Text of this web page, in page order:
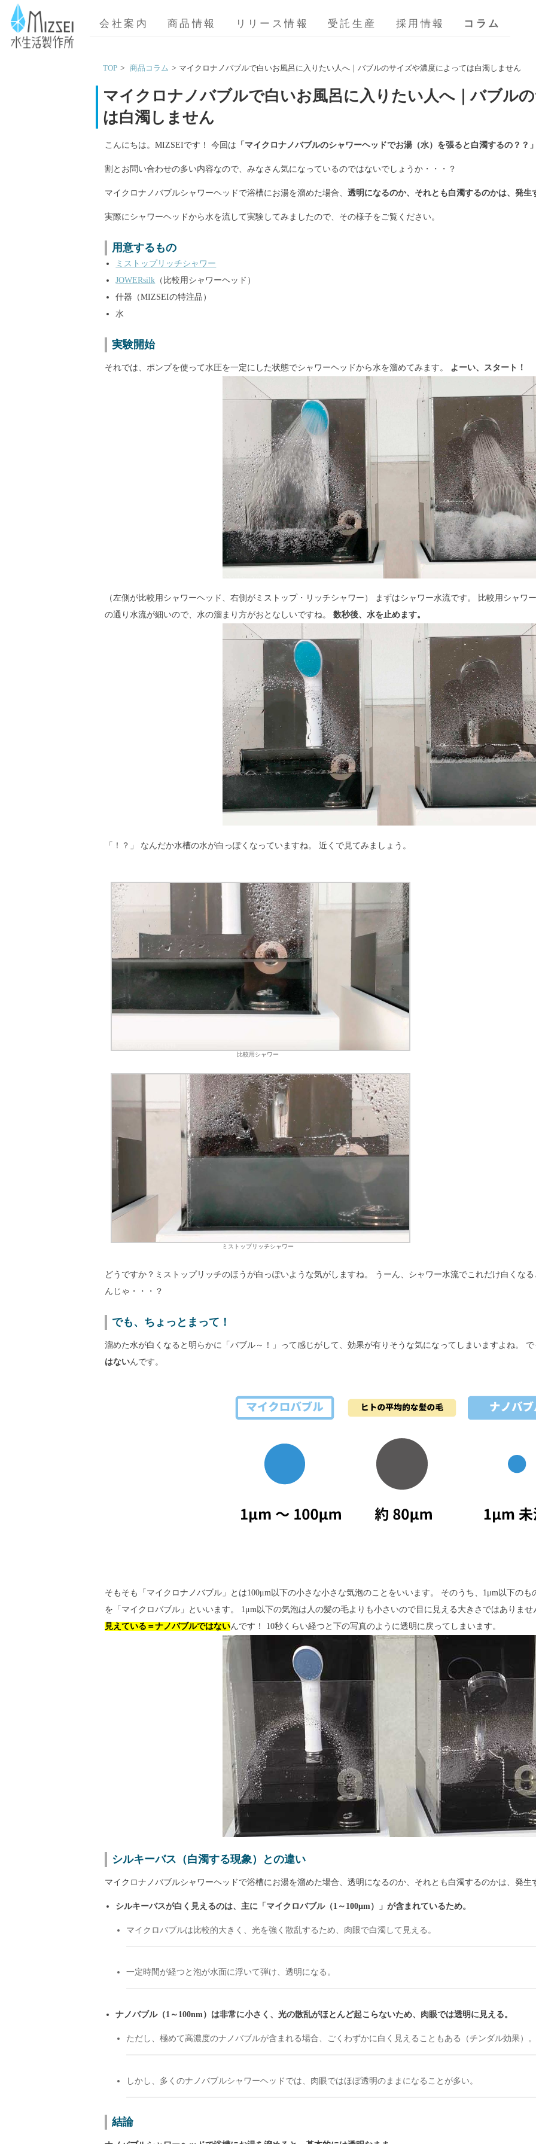
会社案内 商品情報 リリース情報 受託生産 採用情報 コラム
TOP 商品コラム マイクロナノバブルで白いお風呂に入りたい人へ｜バブルのサイズや濃度によっては白濁しません
マイクロナノバブルで白いお風呂に入りたい人へ｜バブル
は白濁しません
こんにちは。MIZSEIです！ 今回は 「マイクロナノバブルのシャワーヘッドでお湯（水）を張ると白濁するの？？
割とお問い合わせの多い内容なので、みなさん気になっているのではないでしょうか・・・？
マイクロナノバブルシャワーヘッドで浴槽にお湯を溜めた場合、透明になるのか、それとも白濁するのかは、発生
実際にシャワーヘッドから水を流して実験してみましたので、その様子をご覧ください。
用意するもの
ミストップリッチシャワー
JOWERsilk （比較用シャワーヘッド）
什器（MIZSEIの特注品）
水
実験開始
それでは、ポンプを使って水圧を一定にした状態でシャワーヘッドから水を溜めてみます。 よーい、スタート！
（左側が比較用シャワーヘッド、右側がミストップ・リッチシャワー） まずはシャワー水流です。 比較用シャワ
の通り水流が細いので、水の溜まり方がおとなしいですね。数秒後、水を止めます。
「！？」 なんだか水槽の水が白っぽくなっていますね。 近くで見てみましょう。
比較用シャワー
ミストップリッチシャワー
どうですか？ミストップリッチのほうが白っぽいような気がしますね。 うーん、シャワー水流でこれだけ白くな
んじゃ・・・？
でも、ちょっとまって！
溜めた水が白くなると明らかに「バブル～！」って感じがして、効果が有りそうな気になってしまいますよね。
はないんです。
そもそも「マイクロナノバブル」とは100μm以下の小さな小さな気泡のことをいいます。 そのうち、1μm以下の
を「マイクロバブル」といいます。 1μm以下の気泡は人の髪の毛よりも小さいので目に見える大きさではありませ
見えている＝ナノバブルではないんです！ 10秒くらい経つと下の写真のように透明に戻ってしまいます。
シルキーバス（白濁する現象）との違い
マイクロナノバブルシャワーヘッドで浴槽にお湯を溜めた場合、透明になるのか、それとも白濁するのかは、発生
シルキーバスが白く見えるのは、主に「マイクロバブル（1～100µm）」が含まれているため。
マイクロバブルは比較的大きく、光を強く散乱するため、肉眼で白濁して見える。
一定時間が経つと泡が水面に浮いて弾け、透明になる。
ナノバブル（1～100nm）は非常に小さく、光の散乱がほとんど起こらないため、肉眼では透明に見える。
ただし、極めて高濃度のナノバブルが含まれる場合、ごくわずかに白く見えることもある（チンダル効果）。
しかし、多くのナノバブルシャワーヘッドでは、肉眼ではほぼ透明のままになることが多い。
結論